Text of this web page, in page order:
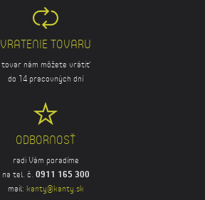
VRATENIE TOVARU
tovar nám môžete vrátiť
do 14 pracovných dní
ODBORNOSŤ
radi Vám poradíme
na tel. č. 0911 165 300
mail: kanty@kanty.sk